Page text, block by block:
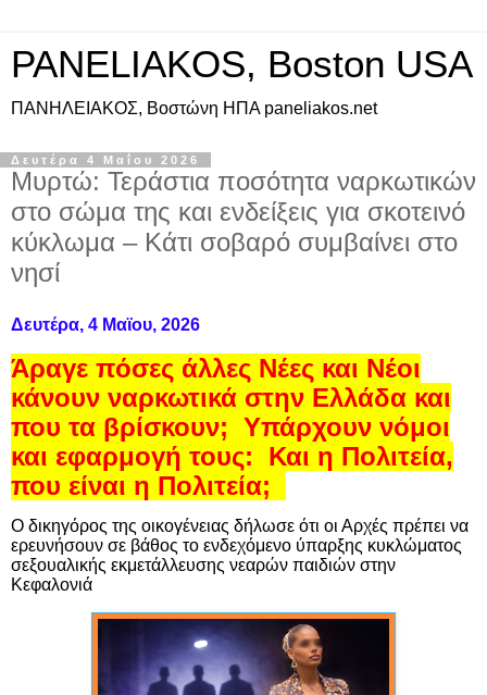
PANELIAKOS, Boston USA
ΠAΝΗΛΕΙΑΚΟΣ, Βοστώνη ΗΠΑ paneliakos.net
Δευτέρα 4 Μαΐου 2026
Μυρτώ: Τεράστια ποσότητα ναρκωτικών
στο σώμα της και ενδείξεις για σκοτεινό
κύκλωμα – Κάτι σοβαρό συμβαίνει στο
νησί
Δευτέρα, 4 Μαϊου, 2026
Άραγε πόσες άλλες Νέες και Νέοι
κάνουν ναρκωτικά στην Ελλάδα και
που τα βρίσκουν; Υπάρχουν νόμοι
και εφαρμογή τους:
Και η Πολιτεία,
που είναι η Πολιτεία;
Ο δικηγόρος της οικογένειας δήλωσε ότι οι Αρχές πρέπει να
ερευνήσουν σε βάθος το ενδεχόμενο ύπαρξης κυκλώματος
σεξουαλικής εκμετάλλευσης νεαρών παιδιών στην
Κεφαλονιά